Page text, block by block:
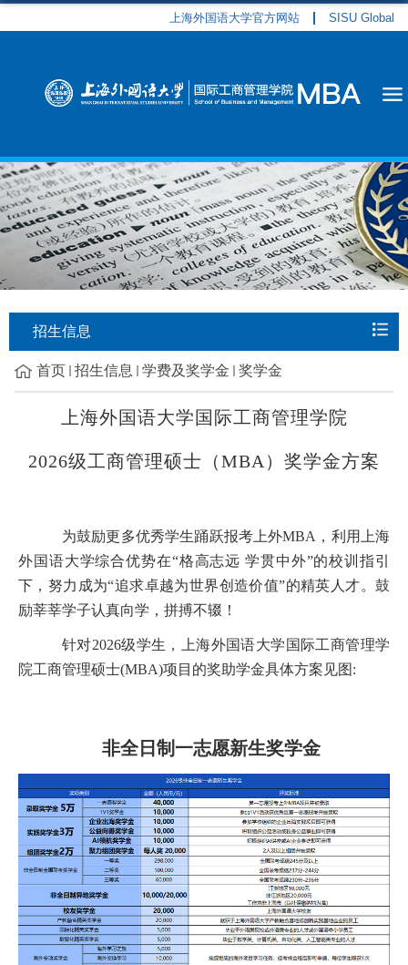
上海外国语大学官方网站 SISU Global
招生信息
首页 招生信息 学费及奖学金 奖学金
上海外国语大学国际工商管理学院
2026级工商管理硕士（MBA）奖学金方案
为鼓励更多优秀学生踊跃报考上外MBA ，利用上海
外国语大学综合优势在“格高志远 学贯中外”的校训指引
下，努力 成为“追求卓越为世界创造价值”的精英人才。鼓
励莘莘学子认真向学， 拼搏不辍 ！
针对2026级学生，上海外国语大学国际工商管理学
院工商管理硕士(MBA)项目的奖助学金具体方案 见图 :
非全日制一志愿新生奖学金